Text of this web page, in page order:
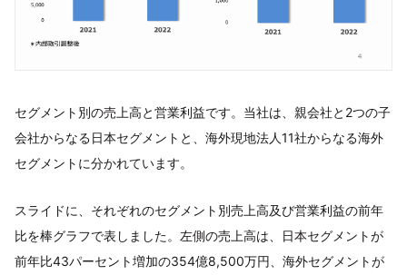
セグメント別の売上高と営業利益です。当社は、親会社と2つの子
会社からなる日本セグメントと、海外現地法人11社からなる海外
セグメントに分かれています。
スライドに、それぞれのセグメント別売上高及び営業利益の前年
比を棒グラフで表しました。左側の売上高は、日本セグメントが
前年比43パーセント増加の354億8,500万円、海外セグメントが